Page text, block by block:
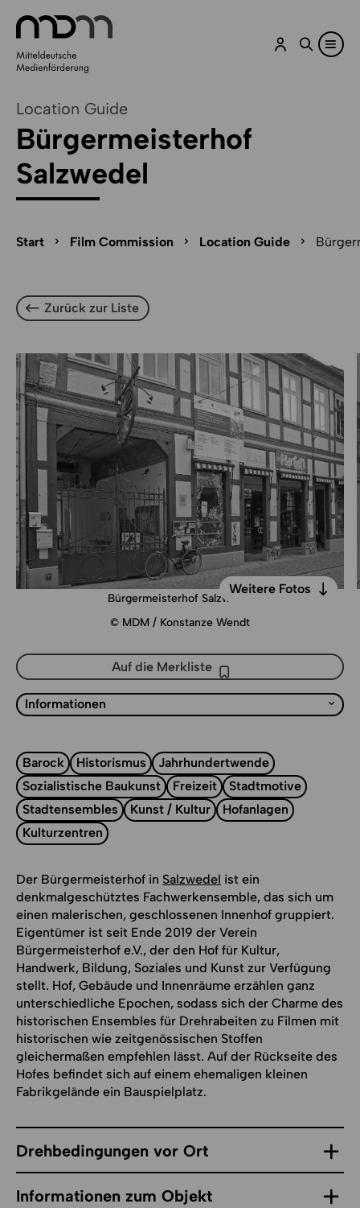
Bürgermeisterhof
Salzwedel
Location Guide
Seitenpfad
Start Film Commission Location Guide
Zurück zur Liste
Bürgermeisterhof Salzwedel
© MDM / Konstanze Wendt
Weitere Fotos
Auf die Merkliste
Auf die Merkliste
Liste mit Sprungmarken
Informationen
Barock Historismus
Jahrhundertwende
Sozialistische Baukunst
Freizeit
Stadtmotive
Stadtensembles
Kunst / Kultur
Hofanlagen
Kulturzentren
Der Bürgermeisterhof in Salzwedel ist ein
denkmalgeschütztes Fachwerkensemble, das sich um
einen malerischen, geschlossenen Innenhof gruppiert.
Eigentümer ist seit Ende 2019 der Verein
Bürgermeisterhof e.V., der den Hof für Kultur,
Handwerk, Bildung, Soziales und Kunst zur Verfügung
stellt. Hof, Gebäude und Innenräume erzählen ganz
unterschiedliche Epochen, sodass sich der Charme des
historischen Ensembles für Drehrabeiten zu Filmen mit
historischen wie zeitgenössischen Stoffen
gleichermaßen empfehlen lässt. Auf der Rückseite des
Hofes befindet sich auf einem ehemaligen kleinen
Fabrikgelände ein Bauspielplatz.
Drehbedingungen vor Ort
Informationen zum Objekt